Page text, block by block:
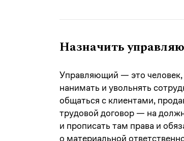
Назначить
Управляющий — это
нанимать и увольнять
общаться с клиентами,
трудовой договор — на
и прописать там права и
о материальной